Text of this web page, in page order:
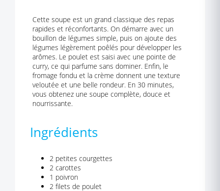
Cette soupe est un grand classique des repas
rapides et réconfortants. On démarre avec un
bouillon de légumes simple, puis on ajoute des
légumes légèrement poêlés pour développer les
arômes. Le poulet est saisi avec une pointe de
curry, ce qui parfume sans dominer. Enfin, le
fromage fondu et la crème donnent une texture
veloutée et une belle rondeur. En 30 minutes,
vous obtenez une soupe complète, douce et
nourrissante.
Ingrédients
2 petites courgettes
2 carottes
1 poivron
2 filets de poulet